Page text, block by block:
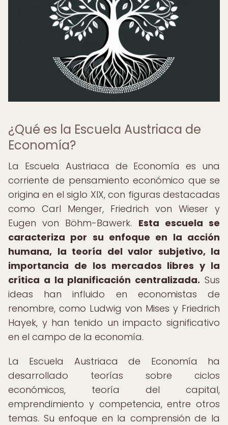
¿Qué es la Escuela Austriaca de
Economía?
La Escuela Austriaca de Economía es una
corriente de pensamiento económico que se
origina en el siglo XIX, con figuras destacadas
como Carl Menger, Friedrich von Wieser y
Eugen von Böhm-Bawerk. Esta escuela se
caracteriza por su enfoque en la acción
humana, la teoría del valor subjetivo, la
importancia de los mercados libres y la
crítica a la planificación centralizada. Sus
ideas han influido en economistas de
renombre, como Ludwig von Mises y Friedrich
Hayek, y han tenido un impacto significativo
en el campo de la economía.
La Escuela Austriaca de Economía ha
desarrollado teorías sobre ciclos
económicos, teoría del capital,
emprendimiento y competencia, entre otros
temas. Su enfoque en la comprensión de la